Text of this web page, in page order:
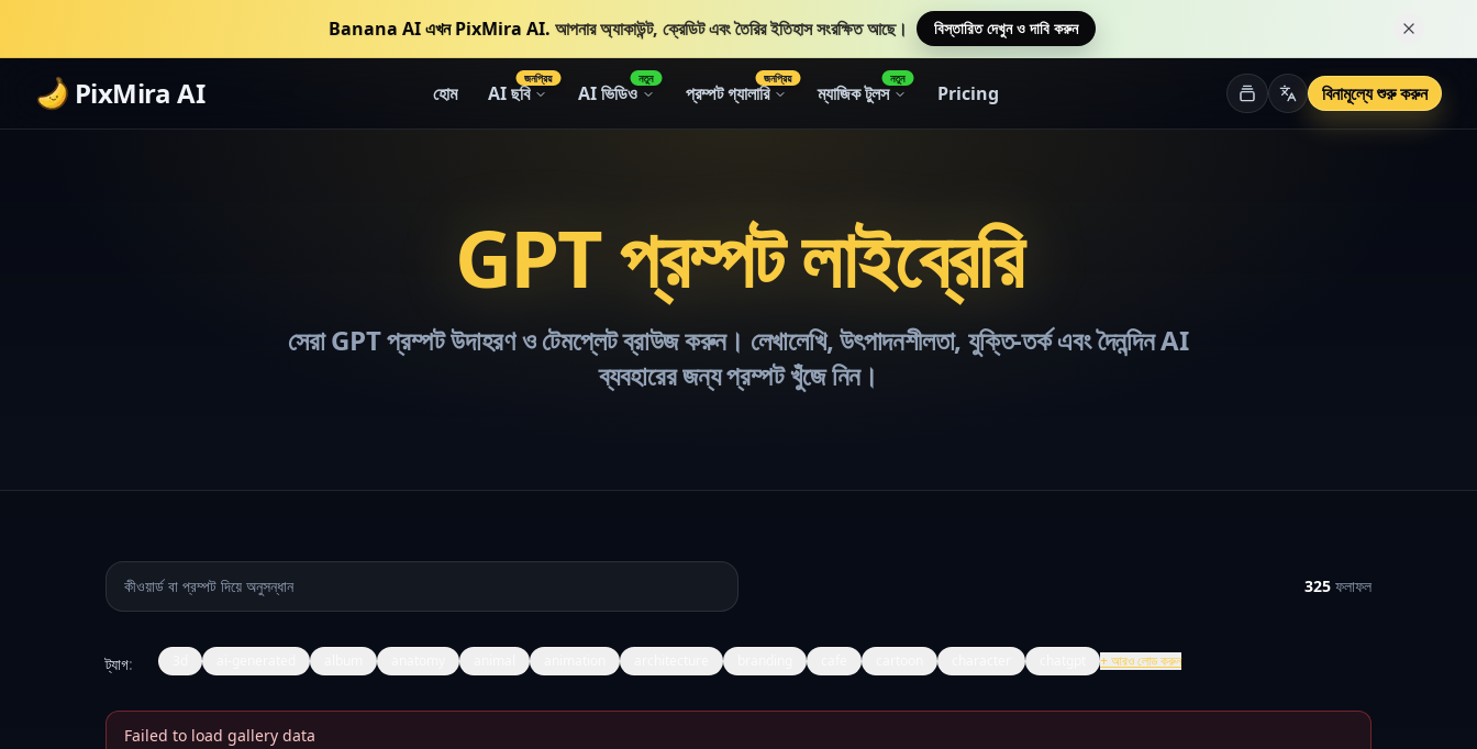
Banana AI এখন PixMira AI. আপনার অ্যাকাউন্ট, ক্রেডিট এবং তৈরির ইতিহাস সংরক্ষিত আছে। বিস্তারিত দেখুন ও দাবি করুন এই
PixMira AI হোম AI ছবি
জনপ্রিয়
AI ভিডিও
নতুন
প্রম্পট গ্যালারি
জনপ্রিয়
ম্যাজিক টুলস
নতুন
Pricing বিনামূল্যে শুরু করুন
GPT প্রম্পট লাইব্রেরি
সেরা GPT প্রম্পট উদাহরণ ও টেমপ্লেট ব্রাউজ করুন। লেখালেখি, উৎপাদনশীলতা, যুক্তি-তর্ক এবং দৈনন্দিন AI
ব্যবহারের জন্য প্রম্পট খুঁজে নিন।
প্রম্পট অনুসন্ধান
325 ফলাফল
ট্যাগ: +আরও লোড করুন
Failed to load gallery data